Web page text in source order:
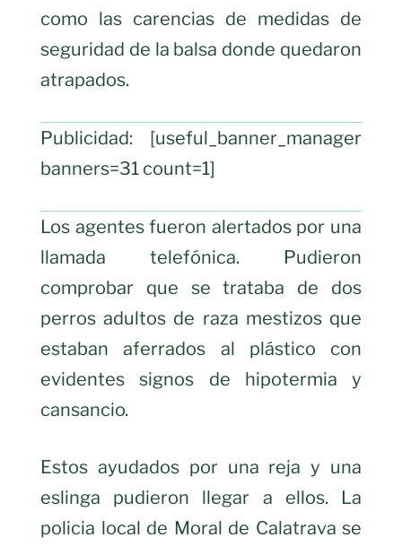
como las carencias de medidas de
seguridad de la balsa donde quedaron
atrapados.
Publicidad: [useful_banner_manager
banners=31 count=1]
Los agentes fueron alertados por una
llamada telefónica. Pudieron
comprobar que se trataba de dos
perros adultos de raza mestizos que
estaban aferrados al plástico con
evidentes signos de hipotermia y
cansancio.
Estos ayudados por una reja y una
eslinga pudieron llegar a ellos. La
policia local de Moral de Calatrava se